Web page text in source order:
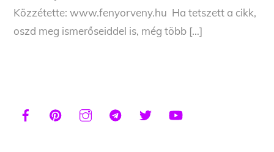
Közzétette: www.fenyorveny.hu Ha tetszett a cikk,
oszd meg ismerőseiddel is, még több […]